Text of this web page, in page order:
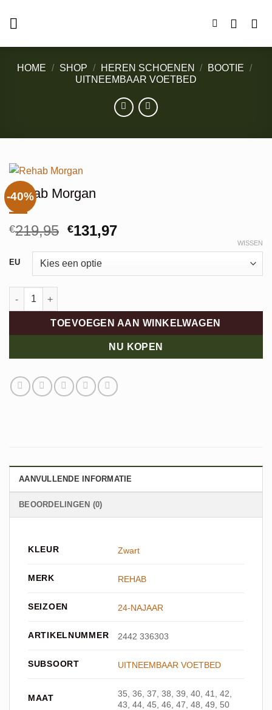
naar
HOME / SHOP / HEREN SCHOENEN / BOOTIE /
UITNEEMBAAR VOETBED
-40%
Rehab Morgan
€219,95 Oorspronkelijke
was:
€219,95.
€131,97Huidige
€131,97.
EU
WISSEN
Rehab Morgan aantal
TOEVOEGEN AAN WINKELWAGEN
NU KOPEN
Alternative:
AANVULLENDE INFORMATIE
BEOORDELINGEN (0)
KLEUR Zwart
MERK REHAB
SEIZOEN 24-NAJAAR
ARTIKELNUMMER 2442 336303
SUBSOORT UITNEEMBAAR VOETBED
MAAT
35, 36, 37, 38, 39, 40, 41, 42,
43, 44, 45, 46, 47, 48, 49, 50